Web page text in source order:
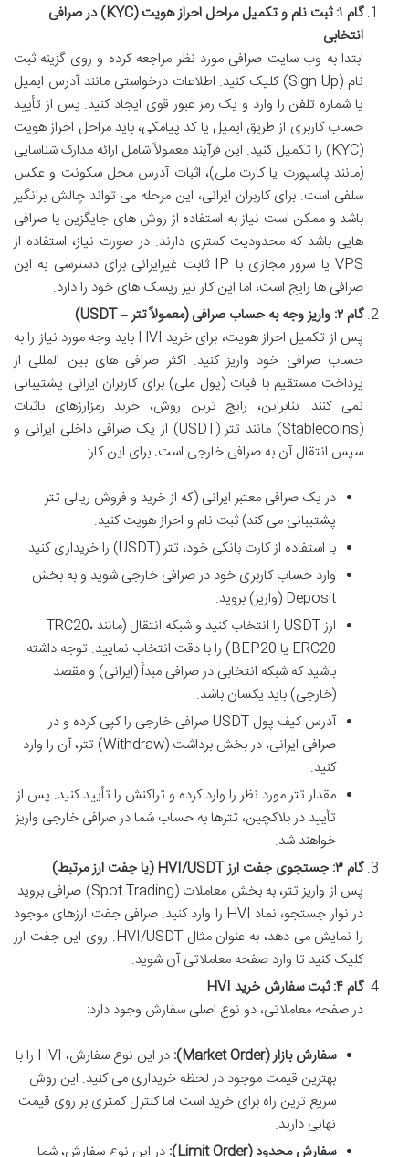
گام ۱: ثبت نام و تکمیل مراحل احراز هویت (KYC) در صرافی
انتخابی
ابتدا به وب سایت صرافی مورد نظر مراجعه کرده و روی گزینه ثبت
نام (Sign Up) کلیک کنید. اطلاعات درخواستی مانند آدرس ایمیل
یا شماره تلفن را وارد و یک رمز عبور قوی ایجاد کنید. پس از تأیید
حساب کاربری از طریق ایمیل یا کد پیامکی، باید مراحل احراز هویت
(KYC) را تکمیل کنید. این فرآیند معمولاً شامل ارائه مدارک شناسایی
(مانند پاسپورت یا کارت ملی)، اثبات آدرس محل سکونت و عکس
سلفی است. برای کاربران ایرانی، این مرحله می تواند چالش برانگیز
باشد و ممکن است نیاز به استفاده از روش های جایگزین یا صرافی
هایی باشد که محدودیت کمتری دارند. در صورت نیاز، استفاده از
VPS یا سرور مجازی با IP ثابت غیرایرانی برای دسترسی به این
صرافی ها رایج است، اما این کار نیز ریسک های خود را دارد.
گام ۲: واریز وجه به حساب صرافی (معمولاً تتر – USDT)
پس از تکمیل احراز هویت، برای خرید HVI باید وجه مورد نیاز را به
حساب صرافی خود واریز کنید. اکثر صرافی های بین المللی از
پرداخت مستقیم با فیات (پول ملی) برای کاربران ایرانی پشتیبانی
نمی کنند. بنابراین، رایج ترین روش، خرید رمزارزهای باثبات
(Stablecoins) مانند تتر (USDT) از یک صرافی داخلی ایرانی و
سپس انتقال آن به صرافی خارجی است. برای این کار:
در یک صرافی معتبر ایرانی (که از خرید و فروش ریالی تتر
پشتیبانی می کند) ثبت نام و احراز هویت کنید.
با استفاده از کارت بانکی خود، تتر (USDT) را خریداری کنید.
وارد حساب کاربری خود در صرافی خارجی شوید و به بخش
Deposit (واریز) بروید.
ارز USDT را انتخاب کنید و شبکه انتقال (مانند TRC20،
ERC20 یا BEP20) را با دقت انتخاب نمایید. توجه داشته
باشید که شبکه انتخابی در صرافی مبدأ (ایرانی) و مقصد
(خارجی) باید یکسان باشد.
آدرس کیف پول USDT صرافی خارجی را کپی کرده و در
صرافی ایرانی، در بخش برداشت (Withdraw) تتر، آن را وارد
کنید.
مقدار تتر مورد نظر را وارد کرده و تراکنش را تأیید کنید. پس از
تأیید در بلاکچین، تترها به حساب شما در صرافی خارجی واریز
خواهند شد.
گام ۳: جستجوی جفت ارز HVI/USDT (یا جفت ارز مرتبط)
پس از واریز تتر، به بخش معاملات (Spot Trading) صرافی بروید.
در نوار جستجو، نماد HVI را وارد کنید. صرافی جفت ارزهای موجود
را نمایش می دهد، به عنوان مثال HVI/USDT. روی این جفت ارز
کلیک کنید تا وارد صفحه معاملاتی آن شوید.
گام ۴: ثبت سفارش خرید HVI
در صفحه معاملاتی، دو نوع اصلی سفارش وجود دارد:
سفارش بازار (Market Order):
در این نوع سفارش، HVI را با
بهترین قیمت موجود در لحظه خریداری می کنید. این روش
سریع ترین راه برای خرید است اما کنترل کمتری بر روی قیمت
نهایی دارید.
سفارش محدود (Limit Order):
در این نوع سفارش، شما